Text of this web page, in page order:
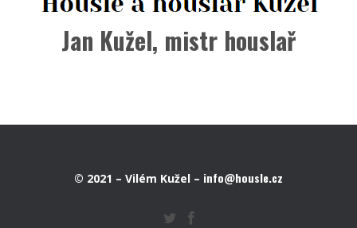
Jan Kužel, mistr houslař
© 2021 – Vilém Kužel – info@housle.cz